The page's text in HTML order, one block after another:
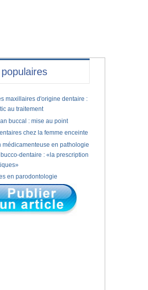
maxillaires d'origine dentaire :
au traitement
buccal : mise au point
chez la femme enceinte
médicamenteuse en pathologie
dentaire : «la prescription
en parodontologie